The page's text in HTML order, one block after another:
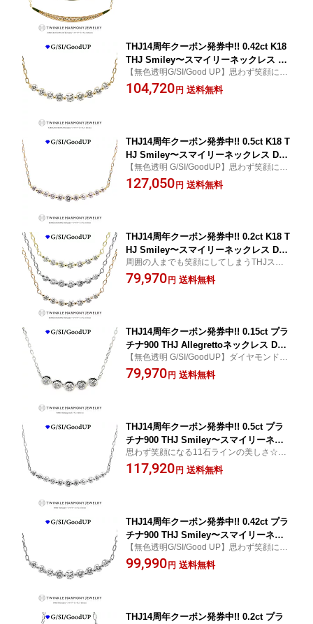
THJ14周年クーポン発券中!! 0.42ct K18
THJ Smiley〜スマイリーネックレス D
0.42ct ライン ネックレス グラデーショ
ン 高品質SIクラス以上 9石 18金 18k ネ
【無色透明G/SI/Good UP】思わず笑顔にな
るラインの美しさ☆ダイヤモンド
104,720 円 送料無料
THJ14周年クーポン発券中!! 0.5ct K18 T
HJ Smiley〜スマイリーネックレス D0.
5ct ライン ネックレス グラデーション
高品質SIクラス以上 11石 18金 18k ネッ
【無色透明 G/SI/GoodUP】思わず笑顔にな
るラインの美しさ☆
127,050 円 送料無料
THJ14周年クーポン発券中!! 0.2ct K18 T
HJ Smiley〜スマイリーネックレス D0.
2ct ライン グラデーション 笑顔 高品質
SIクラス以上 7石 18金 18K ネックレス
周囲の人までも笑顔にしてしまうTHJスマ
イリーネックレス♪無色透明 G/SI/Good UP
ダイヤモンド
79,970 円 送料無料
THJ14周年クーポン発券中!! 0.15ct プラ
チナ900 THJ Allegrettoネックレス D0.1
5ct 5石 フクリン 高品質SIクラス以上 ネ
ックレス あずきチェーン プレゼント
【無色透明 G/SI/GoodUP】ダイヤモンド専
門店THJの子育て応援ジュエリー☆身に着
けているだけでママの笑顔が弾けるPt900ア
79,970 円 送料無料
THJ14周年クーポン発券中!! 0.5ct プラ
チナ900 THJ Smiley〜スマイリーネッ
クレス D0.5ct ライン スマイル 笑顔 高
品質SIクラス以上 11石 ネックレス プレ
思わず笑顔になる11石ラインの美しさ☆ 無
色透明 G/SI/Good UPダイヤモンド
117,920 円 送料無料
THJ14周年クーポン発券中!! 0.42ct プラ
チナ900 THJ Smiley〜スマイリーネッ
クレス D0.42ct ライン グラデーション
スマイル 高品質SIクラス以上 9石 ネッ
【無色透明G/SI/Good UP】思わず笑顔にな
れる美しさ☆ダイヤモンド
99,990 円 送料無料
THJ14周年クーポン発券中!! 0.2ct プラ